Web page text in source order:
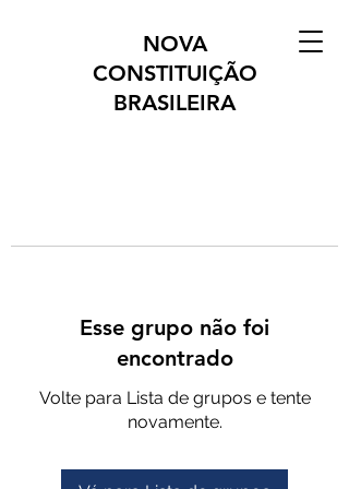
NOVA
CONSTITUIÇÃO
BRASILEIRA
Esse grupo não foi
encontrado
Volte para Lista de grupos e tente
novamente.